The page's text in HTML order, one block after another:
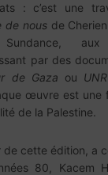
: c’est une
de nousde
aux
par des
de Gaza ou
œuvre est une
de la Palestine.
de cette édition, a
80, Kacem